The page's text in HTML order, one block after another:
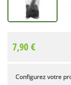
7,90 €
Configurez votre